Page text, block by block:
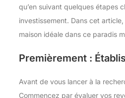
qu’en suivant quelques étapes
investissement. Dans cet
maison idéale dans ce paradis
Premièrement :
Avant de vous lancer à la
Commencez par évaluer vos